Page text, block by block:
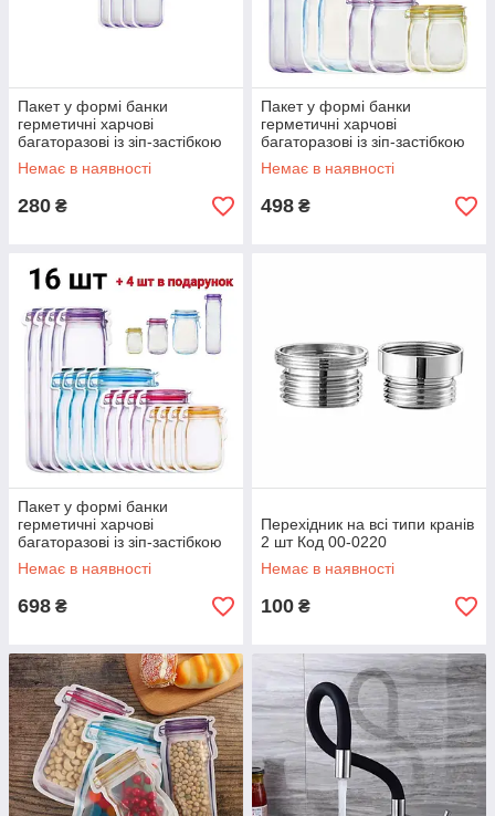
Пакет у формі банки
герметичні харчові
багаторазові із зіп-застібкою
Mason розмір XL (500ml) - 4
шт Код 38-5694
Немає в наявності
280 ₴
Пакет у формі банки
герметичні харчові
багаторазові із зіп-застібкою
Mason комплект 8 шт. Код 38-
0005
Немає в наявності
498 ₴
Пакет у формі банки
герметичні харчові
багаторазові із зіп-застібкою
Mason комплект 16+4 шт. Код
38-0006
Немає в наявності
698 ₴
Перехідник на всі типи кранів
2 шт Код 00-0220
Немає в наявності
100 ₴